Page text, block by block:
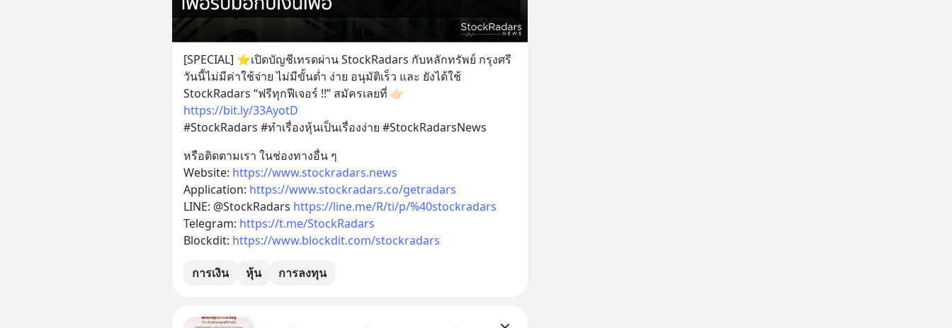
[SPECIAL] ⭐เปิดบัญชีเทรดผ่าน StockRadars กับหลักทรัพย์ กรุงศรี
วันนี้ไม่มีค่าใช้จ่าย ไม่มีขั้นต่ำ ง่าย อนุมัติเร็ว และ ยังได้ใช้
https://bit.ly/33AyotD
#StockRadars #ทำเรื่องหุ้นเป็นเรื่องง่าย #StockRadarsNews
หรือติดตามเรา ในช่องทางอื่น ๆ
Website: https://www.stockradars.news
Application: https://www.stockradars.co/getradars
LINE: @StockRadars https://line.me/R/ti/p/%40stockradars
Telegram: https://t.me/StockRadars
Blockdit: https://www.blockdit.com/stockradars
การเงิน หุ้น การลงทุน